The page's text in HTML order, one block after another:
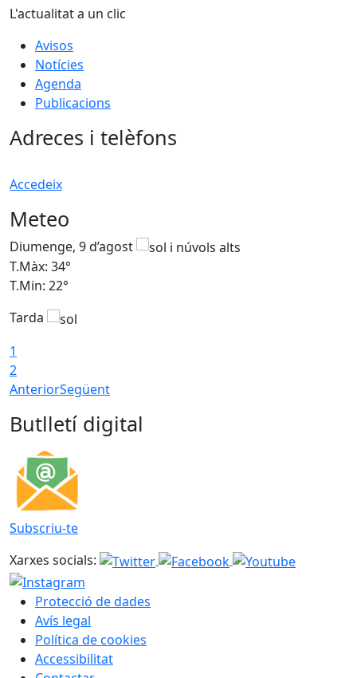
L'actualitat a un clic
Avisos
Notícies
Agenda
Publicacions
Adreces i telèfons
Accedeix
Meteo
Diumenge, 9 d’agost
T.Màx: 34°
T.Min: 22°
Tarda
1
2
AnteriorSegüent
Butlletí digital
Subscriu-te
Xarxes socials:
Protecció de dades
Avís legal
Política de cookies
Accessibilitat